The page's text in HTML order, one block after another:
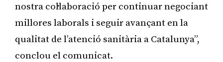
nostra col·laboració per continuar negociant
millores laborals i seguir avançant en la
qualitat de l’atenció sanitària a Catalunya”,
conclou el comunicat.